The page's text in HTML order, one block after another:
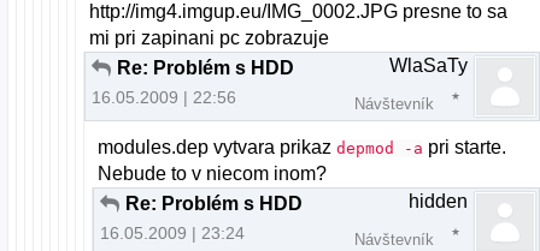
http://img4.imgup.eu/IMG_0002.JPG presne to sa
mi pri zapinani pc zobrazuje
Re: Problém s HDD
16.05.2009 | 22:56
WlaSaTy
Návštevník
modules.dep vytvara prikazdepmod -a pri starte.
Nebude to v niecom inom?
Re: Problém s HDD
16.05.2009 | 23:24
hidden
Návštevník